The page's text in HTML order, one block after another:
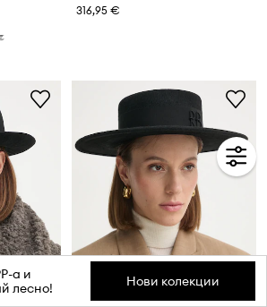
316,95 €
a и
лесно!
Нови колекции